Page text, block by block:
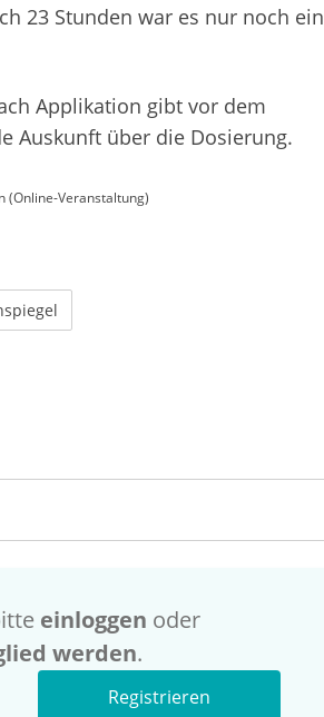
23 Stunden war es nur noch ein
Applikation gibt vor dem
Auskunft über die Dosierung.
(Online-Veranstaltung)
einloggen oder
werden.
Registrieren